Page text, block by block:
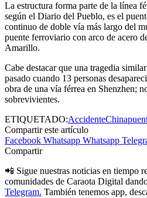
La estructura forma parte de la línea
según el Diario del Pueblo, es el
continuo de doble vía más largo del
puente ferroviario con arco de acero
Amarillo.
Cabe destacar que una tragedia
pasado cuando 13 personas
obra de una vía férrea en Shenzhen;
sobrevivientes.
ETIQUETADO:AccidenteChina
Compartir este artículo
Facebook Whatsapp Whatsapp
Compartir
📲 Sigue nuestras noticias en tiempo
comunidades de Caraota Digital
Telegram. También tenemos app,